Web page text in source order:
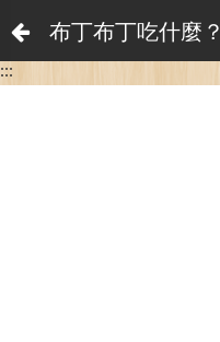
布丁布丁吃什麼？
:::